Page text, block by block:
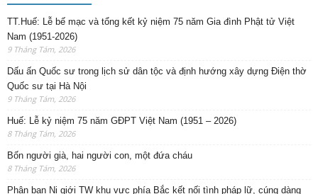
TT.Huế: Lễ bế mạc và tổng kết kỷ niệm 75 năm Gia đình Phật tử Việt
Nam (1951-2026)
9 Tháng Tám, 2026
Dấu ấn Quốc sư trong lịch sử dân tộc và định hướng xây dựng Điện thờ
Quốc sư tại Hà Nội
9 Tháng Tám, 2026
Huế: Lễ kỷ niệm 75 năm GĐPT Việt Nam (1951 – 2026)
8 Tháng Tám, 2026
Bốn người già, hai người con, một đứa cháu
8 Tháng Tám, 2026
Phân ban Ni giới TW khu vực phía Bắc kết nối tình pháp lữ, cúng dàng